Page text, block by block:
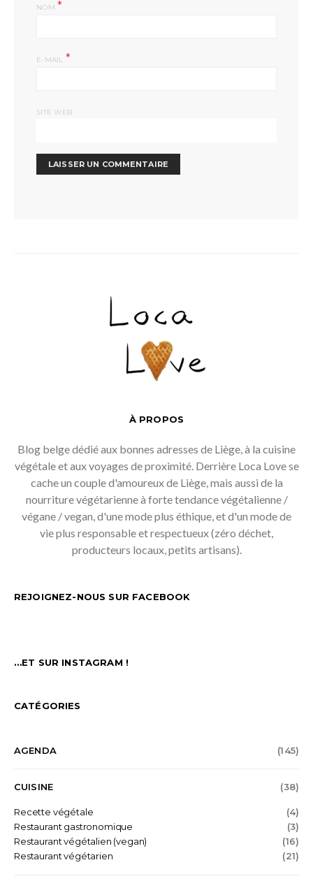
NOM *
E-MAIL *
SITE WEB
À PROPOS
Blog belge dédié aux bonnes adresses de Liège, à la cuisine
végétale et aux voyages de proximité. Derrière Loca Love se
cache un couple d'amoureux de Liège, mais aussi de la
nourriture végétarienne à forte tendance végétalienne /
végane / vegan, d'une mode plus éthique, et d'un mode de
vie plus responsable et respectueux (zéro déchet,
producteurs locaux, petits artisans).
REJOIGNEZ-NOUS SUR FACEBOOK
…ET SUR INSTAGRAM !
CATÉGORIES
AGENDA (145)
CUISINE (38)
Recette végétale
(4)
Restaurant gastronomique
(3)
Restaurant végétalien (vegan)
(16)
Restaurant végétarien
(21)